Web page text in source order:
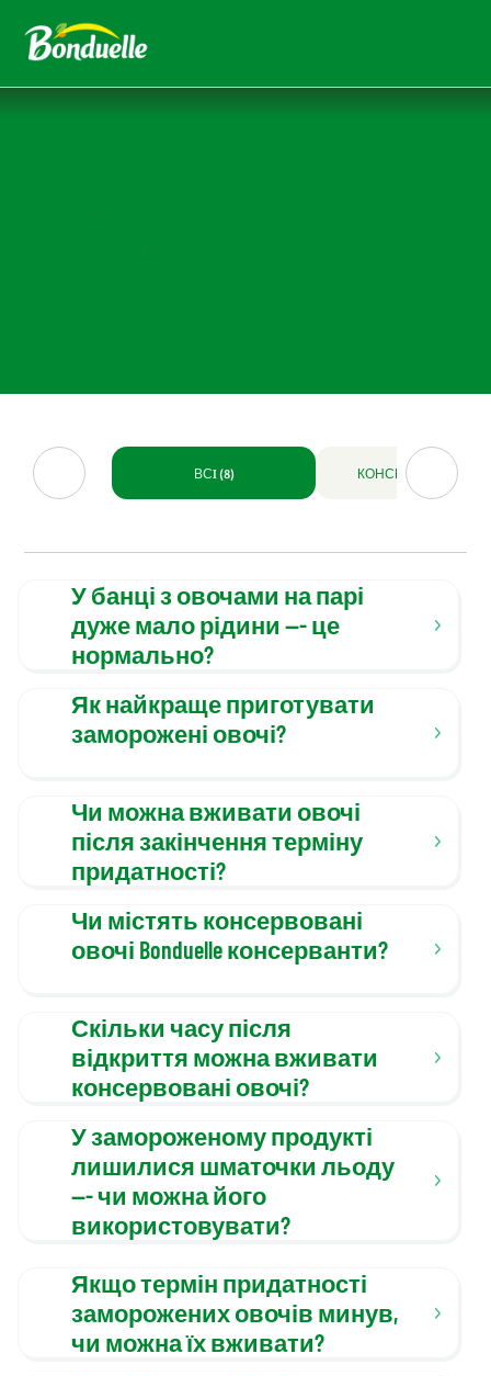
ВСI (8) КОНСЕРВОВАНІ (4)
У банці з овочами на парі
дуже мало рідини --- це
нормально?
Як найкраще приготувати
заморожені овочі?
Чи можна вживати овочі
після закінчення терміну
придатності?
Чи містять консервовані
овочі Bonduelle консерванти?
Скільки часу після
відкриття можна вживати
консервовані овочі?
У замороженому продукті
лишилися шматочки льоду
--- чи можна його
використовувати?
Якщо термін придатності
заморожених овочів минув,
чи можна їх вживати?